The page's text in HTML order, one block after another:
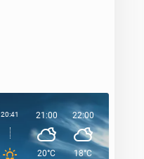
20:41 21:00
20°C
22:00
18°C
23:00